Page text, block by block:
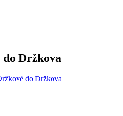
do Držkova